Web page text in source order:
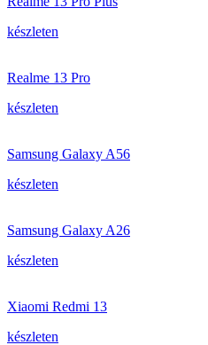
készleten
Realme 13 Pro
készleten
Samsung Galaxy A56
készleten
Samsung Galaxy A26
készleten
Xiaomi Redmi 13
készleten